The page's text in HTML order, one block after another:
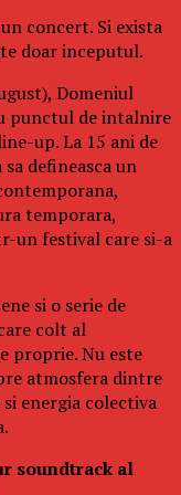
concert. Si exista
doar inceputul.
Domeniul
punctul de intalnire
up. La 15 ani de
defineasca un
temporara,
un festival care si-a
si o serie de
colt al
proprie. Nu este
atmosfera dintre
energia colectiva
soundtrack al